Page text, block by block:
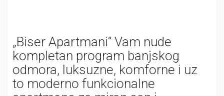
„Biser Apartmani“ Vam nude
kompletan program banjskog
odmora, luksuzne, komforne i uz
to moderno funkcionalne